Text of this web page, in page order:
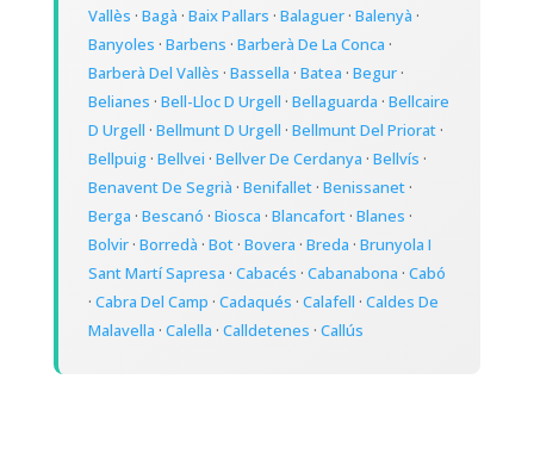
Vallès · Bagà · Baix Pallars · Balaguer· Balenyà ·
Banyoles · Barbens · Barberà De La Conca ·
Barberà Del Vallès · Bassella · Batea · Begur·
Belianes · Bell-Lloc D Urgell · Bellaguarda · Bellcaire
D Urgell · Bellmunt D Urgell · Bellmunt Del Priorat·
Bellpuig· Bellvei · Bellver De Cerdanya · Bellvís ·
Benavent De Segrià · Benifallet· Benissanet·
Berga · Bescanó · Biosca · Blancafort· Blanes ·
Bolvir· Borredà · Bot· Bovera · Breda · Brunyola I
Sant Martí Sapresa · Cabacés · Cabanabona · Cabó
· Cabra Del Camp · Cadaqués · Calafell · Caldes De
Malavella · Calella · Calldetenes · Callús